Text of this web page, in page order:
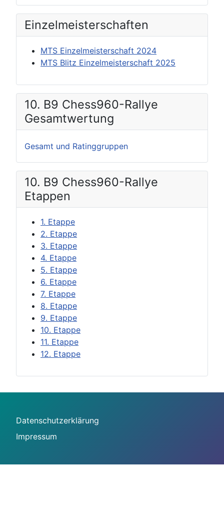
Einzel­meisterschaften
MTS Einzelmeisterschaft 2024
MTS Blitz Einzelmeisterschaft 2025
10. B9 Chess960-Rallye
Gesamtwertung
Gesamt und Ratinggruppen
10. B9 Chess960-Rallye
Etappen
1. Etappe
2. Etappe
3. Etappe
4. Etappe
5. Etappe
6. Etappe
7. Etappe
8. Etappe
9. Etappe
10. Etappe
11. Etappe
12. Etappe
Datenschutzerklärung
Impressum